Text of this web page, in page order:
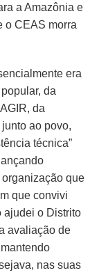
a Amazônia e
o CEAS morra
era
da
da
ao povo,
técnica”
que
que convivi
ajudei o Distrito
avaliação de
nas suas